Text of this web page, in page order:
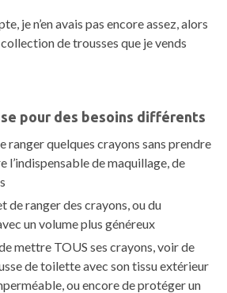
je n’en avais pas encore assez, alors
collection de trousses que je vends
pour des besoins différents
ranger quelques crayons sans prendre
l’indispensable de maquillage, de
de ranger des crayons, ou du
un volume plus généreux
mettre TOUS ses crayons, voir de
de toilette avec son tissu extérieur
ou encore de protéger un